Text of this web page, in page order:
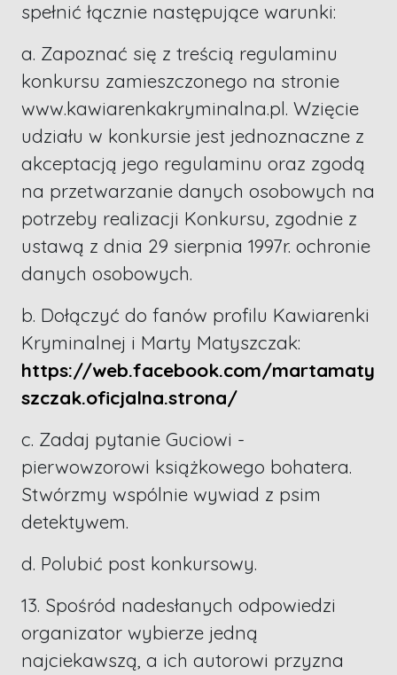
spełnić łącznie następujące warunki:
a. Zapoznać się z treścią regulaminu
konkursu zamieszczonego na stronie
www.kawiarenkakryminalna.pl. Wzięcie
udziału w konkursie jest jednoznaczne z
akceptacją jego regulaminu oraz zgodą
na przetwarzanie danych osobowych na
potrzeby realizacji Konkursu, zgodnie z
ustawą z dnia 29 sierpnia 1997r. ochronie
danych osobowych.
b. Dołączyć do fanów profilu Kawiarenki
Kryminalnej i Marty Matyszczak:
https://web.facebook.com/martamaty
szczak.oficjalna.strona/
c. Zadaj pytanie Guciowi -
pierwowzorowi książkowego bohatera.
Stwórzmy wspólnie wywiad z psim
detektywem.
d. Polubić post konkursowy.
13. Spośród nadesłanych odpowiedzi
organizator wybierze jedną
najciekawszą, a ich autorowi przyzna